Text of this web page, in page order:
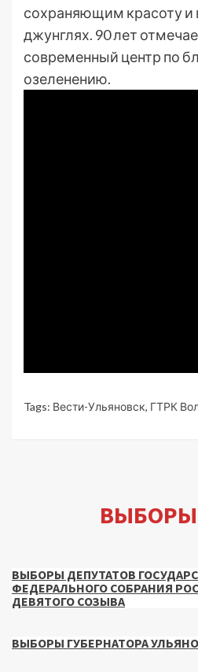
сохраняющим красоту и
джунглях. 90 лет
современный центр по
озеленению.
Tags: Вести-Ульяновск, ГТРК
ВЫБОРЫ
ВЫБОРЫ ДЕПУТАТОВ
ФЕДЕРАЛЬНОГО СОБРАНИЯ
ДЕВЯТОГО СОЗЫВА
ВЫБОРЫ ГУБЕРНАТОРА